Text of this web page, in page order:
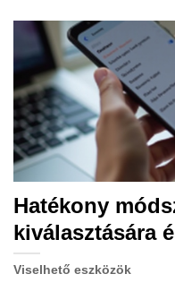
Hatékony
kiválasztására
Samsung
Viselhető eszközök